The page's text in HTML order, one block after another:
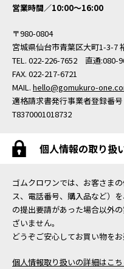
営業時間／10:00〜16:00
〒980-0804
宮城県仙台市青葉区大町1-3-7
TEL. 022-226-7652 直通:080-
FAX. 022-217-6721
MAIL. hello@gomukuro-
適格請求書発行事業者登録番号
T8370001018732
個人情報の取り扱
ゴムクロワンでは、お客さま
ス、電話番号、購入品など）
の提出要請があった場合以外
ざいません。
どうぞご安心してお買い物をお
個人情報取り扱いの詳細はこ